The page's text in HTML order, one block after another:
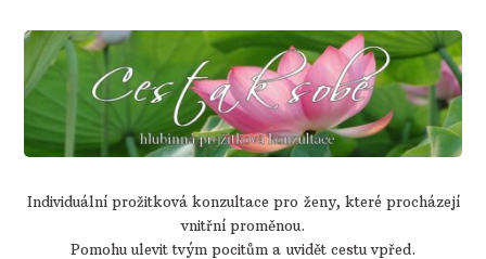
Individuální prožitková konzultace pro ženy, které procházejí
vnitřní proměnou.
Pomohu ulevit tvým pocitům a uvidět cestu vpřed.